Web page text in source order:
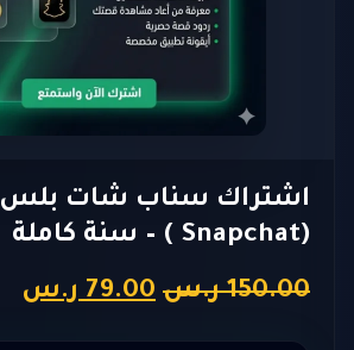
اشتراك سناب شات بلس
(Snapchat ) – سنة كاملة
150.00 ر.س السعر
79.00 ر.س